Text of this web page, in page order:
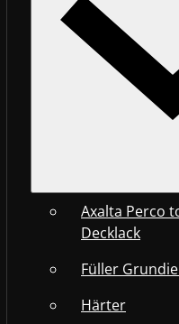
Axalta Perco
Decklack
Füller
Härter